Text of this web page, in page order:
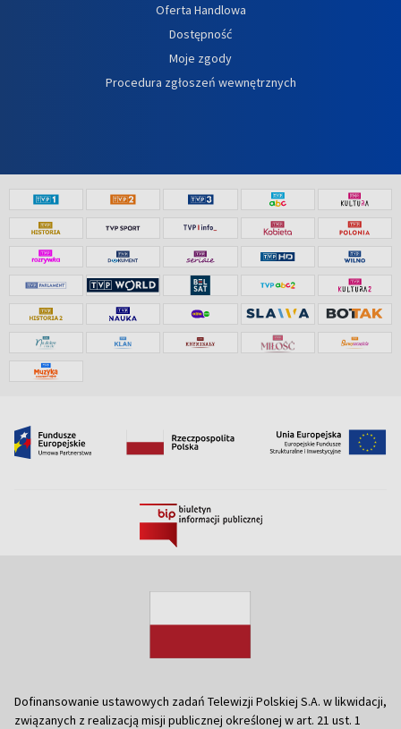
Oferta Handlowa
Dostępność
Moje zgody
Procedura zgłoszeń wewnętrznych
Dofinansowanie ustawowych zadań Telewizji Polskiej S.A. w likwidacji,
związanych z realizacją misji publicznej określonej w art. 21 ust. 1